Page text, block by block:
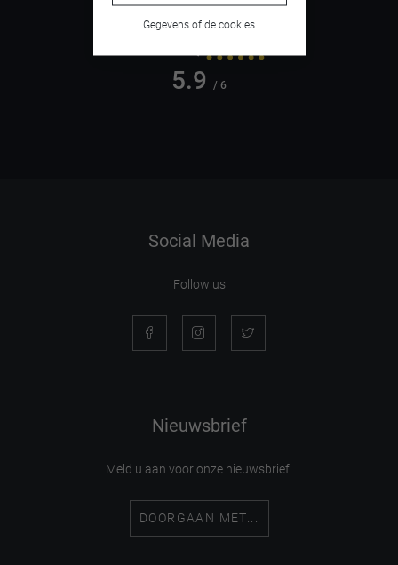
5.9 / 6
Social Media
Follow us
Nieuwsbrief
Meld u aan voor onze nieuwsbrief.
DOORGAAN MET...
Gegevens of de cookies